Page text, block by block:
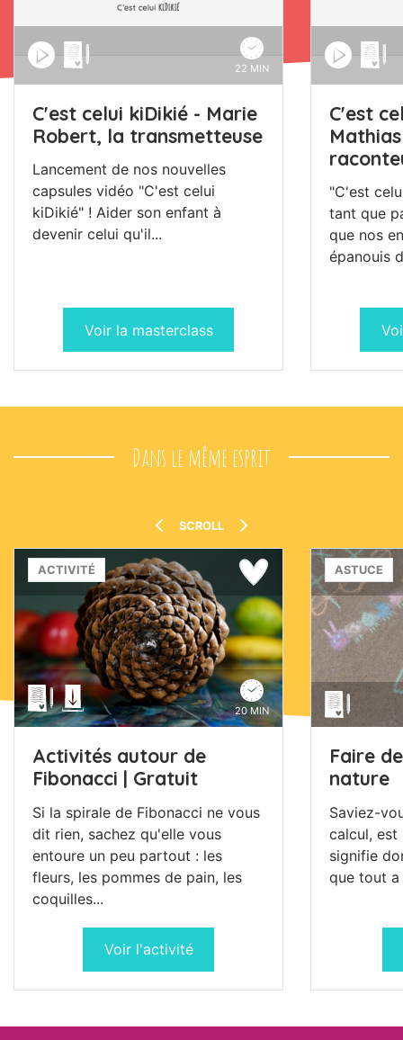
22 MIN
C'est celui kiDikié - Marie
Robert, la transmetteuse
Lancement de nos nouvelles
capsules vidéo "C'est celui
kiDikié" ! Aider son enfant à
devenir celui qu'il...
Voir la masterclass
C'est
"C'est
tant que
que nos
épanouis
Dans le même esprit
SCROLL
ACTIVITÉ
20 MIN
Activités autour de
Fibonacci | Gratuit
Si la spirale de Fibonacci ne vous
dit rien, sachez qu'elle vous
entoure un peu partout : les
fleurs, les pommes de pain, les
coquilles...
Voir l'activité
ASTUCE
Faire
nature
Saviez-
calcul, est
signifie
que tout a